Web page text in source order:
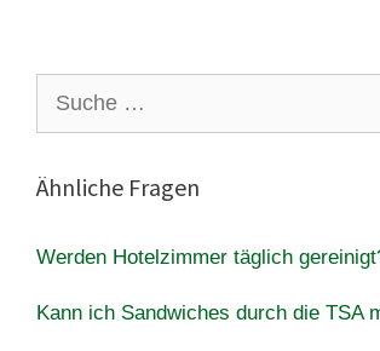
nach:
Ähnliche Fragen
Werden Hotelzimmer täglich
Kann ich Sandwiches durch die TSA